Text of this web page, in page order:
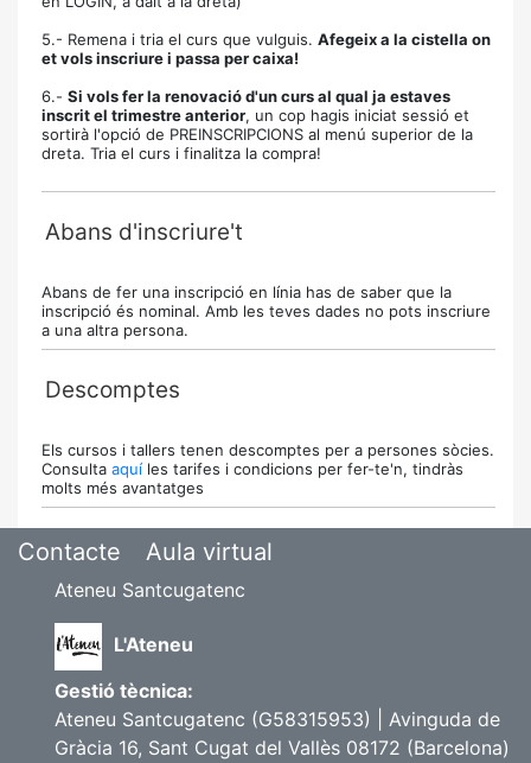
5.- Remena i tria el curs que vulguis. Afegeix a la cistella on
et vols inscriure i passa per caixa!
6.- Si vols fer la renovació d'un curs al qual ja estaves
inscrit el trimestre anterior, un cop hagis iniciat sessió et
sortirà l'opció de PREINSCRIPCIONS al menú superior de la
dreta. Tria el curs i finalitza la compra!
Abans d'inscriure't
Abans de fer una inscripció en línia has de saber que la
inscripció és nominal. Amb les teves dades no pots inscriure
a una altra persona.
Descomptes
Els cursos i tallers tenen descomptes per a persones sòcies.
Consulta aquí les tarifes i condicions per fer-te'n, tindràs
molts més avantatges
Contacte Aula virtual
Ateneu Santcugatenc
L'Ateneu
Gestió tècnica:
Ateneu Santcugatenc (G58315953) | Avinguda de
Gràcia 16, Sant Cugat del Vallès 08172 (Barcelona)